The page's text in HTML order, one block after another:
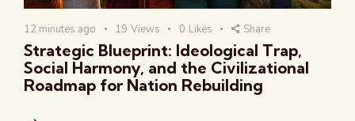
12 minutes ago 19 Views 0 Likes Share
Strategic Blueprint: Ideological Trap,
Social Harmony, and the Civilizational
Roadmap for Nation Rebuilding